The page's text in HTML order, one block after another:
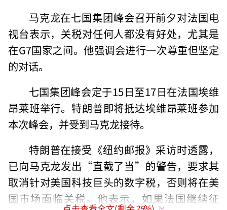
马克龙在七国集团峰会召开前夕对法国电
视台表示，关税对任何人都没有好处，尤其是
在G7国家之间。他强调会进行一次尊重但坚定
的对话。
七国集团峰会定于15日至17日在法国埃维
昂莱班举行。特朗普即将抵达埃维昂莱班参加
本次峰会，并受到马克龙接待。
特朗普在接受《纽约邮报》采访时透露，
已向马克龙发出“直截了当”的警告，要求其
取消针对美国科技巨头的数字税，否则将在美
国市场面临关税。他表示，如果法国继续征